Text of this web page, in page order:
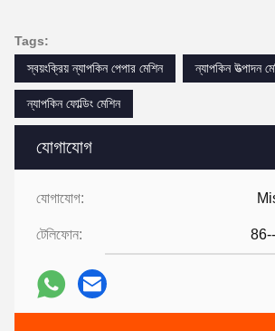
যোগাযোগ
যোগাযোগ:
টেলিফোন:
Tags:
স্বয়ংক্রিয় ন্যাপকিন পেপার মেশিন
ন্যাপকিন উত্পাদন
ন্যাপকিন ফোল্ডিং মেশিন